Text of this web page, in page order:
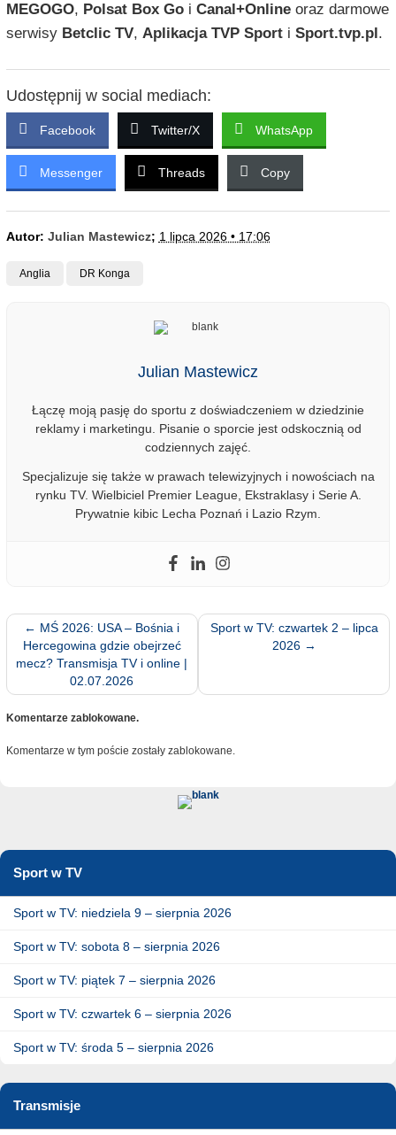
MEGOGO, Polsat Box Goi Canal+Onlineoraz darmowe
serwisy Betclic TV, Aplikacja TVP Sporti Sport.tvp.pl .
Udostępnij w social mediach:
Facebook Twitter/X WhatsApp
Messenger Threads Copy
Autor: Julian Mastewicz; 1 lipca 2026 • 17:06
Anglia DR Konga
Julian Mastewicz
Łączę moją pasję do sportu z doświadczeniem w dziedzinie
reklamy i marketingu. Pisanie o sporcie jest odskocznią od
codziennych zajęć.
Specjalizuje się także w prawach telewizyjnych i nowościach na
rynku TV. Wielbiciel Premier League, Ekstraklasy i Serie A.
Prywatnie kibic Lecha Poznań i Lazio Rzym.
← MŚ 2026: USA – Bośnia i
Hercegowina gdzie obejrzeć
mecz? Transmisja TV i online |
02.07.2026
Sport w TV: czwartek 2 – lipca
2026 →
Komentarze zablokowane.
Komentarze w tym poście zostały zablokowane.
Sport w TV
Sport w TV: niedziela 9 – sierpnia 2026
Sport w TV: sobota 8 – sierpnia 2026
Sport w TV: piątek 7 – sierpnia 2026
Sport w TV: czwartek 6 – sierpnia 2026
Sport w TV: środa 5 – sierpnia 2026
Transmisje